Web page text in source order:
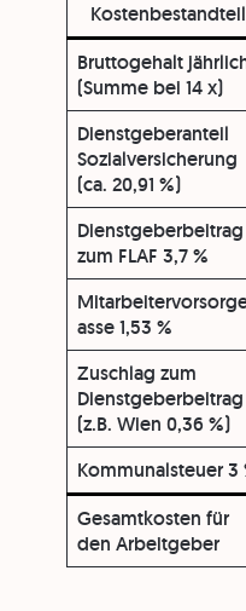
Kostenbestandteil
Bruttogehalt
(Summe bei 14 x)
Dienstgeberanteil
Sozialversicherung
(ca. 20,91 %)
Dienstgeberbeitrag
zum FLAF 3,7 %
asse 1,53 %
Zuschlag zum
Dienstgeberbeitrag
(z.B. Wien 0,36 %)
Kommunalsteuer 3
Gesamtkosten für
den Arbeitgeber